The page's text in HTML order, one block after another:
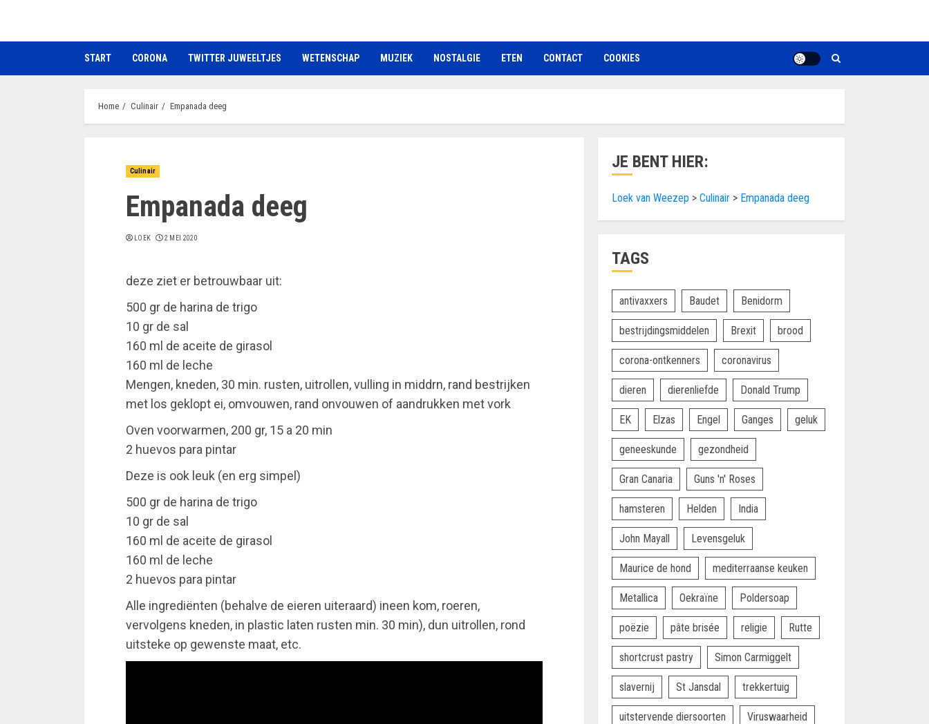
de
START CORONA TWITTER JUWEELTJES WETENSCHAP MUZIEK NOSTALGIE ETEN CONTACT COOKIES
Home Culinair Empanada deeg
Culinair
Empanada deeg
LOEK 2 MEI 2020
deze ziet er betrouwbaar uit:
500 gr de harina de trigo
10 gr de sal
160 ml de aceite de girasol
160 ml de leche
Mengen, kneden, 30 min. rusten, uitrollen, vulling in middrn, rand bestrijken
met los geklopt ei, omvouwen, rand onvouwen of aandrukken met vork
Oven voorwarmen, 200 gr, 15 a 20 min
2 huevos para pintar
Deze is ook leuk (en erg simpel)
500 gr de harina de trigo
10 gr de sal
160 ml de aceite de girasol
160 ml de leche
2 huevos para pintar
Alle ingrediënten (behalve de eieren uiteraard) ineen kom, roeren,
vervolgens kneden, in plastic laten rusten min. 30 min), dun uitrollen, rond
uitsteke op gewenste maat, etc.
JE BENT HIER:
Loek van Weezep >Culinair > Empanada deeg
TAGS
antivaxxers Baudet Benidorm
bestrijdingsmiddelen Brexit brood
corona-ontkenners coronavirus
dieren dierenliefde Donald Trump
EK Elzas Engel Ganges geluk
geneeskunde gezondheid
Gran Canaria Guns 'n' Roses
hamsteren Helden India
John Mayall Levensgeluk
Maurice de hond mediterraanse keuken
Metallica Oekraïne Poldersoap
poëzie pâte brisée religie Rutte
shortcrust pastry Simon Carmiggelt
slavernij St Jansdal trekkertuig
uitstervende diersoorten Viruswaarheid